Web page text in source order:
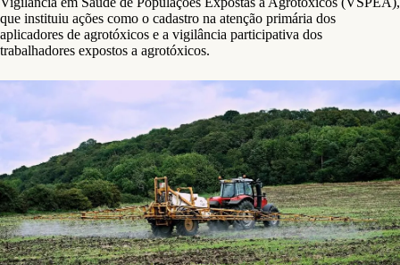
que instituiu ações como o cadastro na atenção primária dos
aplicadores de agrotóxicos e a vigilância participativa dos
trabalhadores expostos a agrotóxicos.